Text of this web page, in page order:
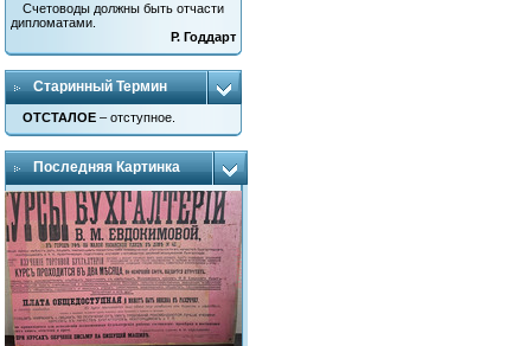
Счетоводы должны быть отчасти
дипломатами.
Р. Годдарт
Старинный Термин
ОТСТАЛОЕ – отступное.
Последняя Картинка